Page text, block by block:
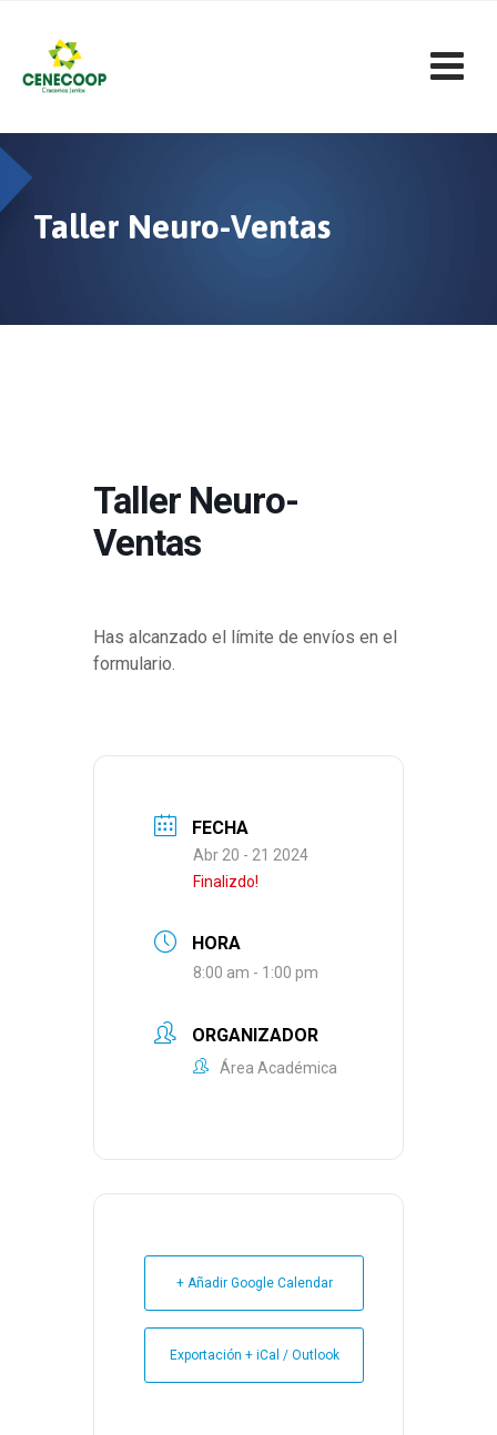
content
Taller Neuro-Ventas
Taller Neuro-
Ventas
Has alcanzado el límite de envíos en el
formulario.
FECHA
Abr 20 - 21 2024
Finalizdo!
HORA
8:00 am - 1:00 pm
ORGANIZADOR
Área Académica
+ Añadir Google Calendar
Exportación + iCal / Outlook